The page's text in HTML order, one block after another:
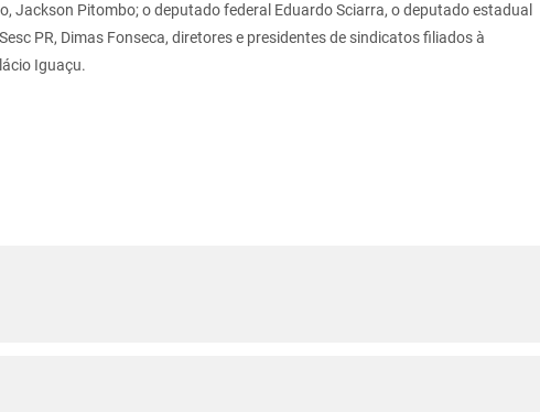
Jackson Pitombo; o deputado federal Eduardo Sciarra, o deputado estadual
PR, Dimas Fonseca, diretores e presidentes de sindicatos filiados à
Iguaçu.